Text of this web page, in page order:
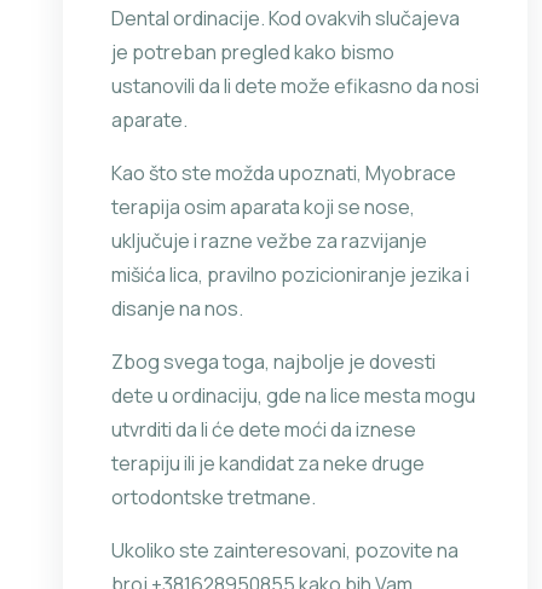
Dental ordinacije. Kod ovakvih slučajeva
je potreban pregled kako bismo
ustanovili da li dete može efikasno da nosi
aparate.
Kao što ste možda upoznati, Myobrace
terapija osim aparata koji se nose,
uključuje i razne vežbe za razvijanje
mišića lica, pravilno pozicioniranje jezika i
disanje na nos.
Zbog svega toga, najbolje je dovesti
dete u ordinaciju, gde na lice mesta mogu
utvrditi da li će dete moći da iznese
terapiju ili je kandidat za neke druge
ortodontske tretmane.
Ukoliko ste zainteresovani, pozovite na